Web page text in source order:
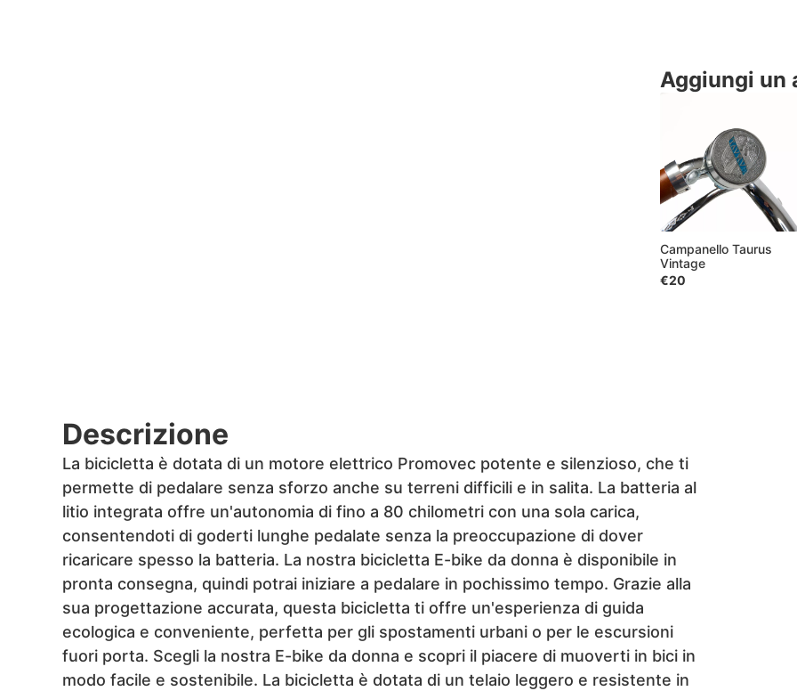
Aggiungi un
Campanello Taurus
Vintage
€20
Descrizione
La bicicletta è dotata di un motore elettrico Promovec potente e silenzioso, che ti
permette di pedalare senza sforzo anche su terreni difficili e in salita. La batteria al
litio integrata offre un'autonomia di fino a 80 chilometri con una sola carica,
consentendoti di goderti lunghe pedalate senza la preoccupazione di dover
ricaricare spesso la batteria. La nostra bicicletta E-bike da donna è disponibile in
pronta consegna, quindi potrai iniziare a pedalare in pochissimo tempo. Grazie alla
sua progettazione accurata, questa bicicletta ti offre un'esperienza di guida
ecologica e conveniente, perfetta per gli spostamenti urbani o per le escursioni
fuori porta. Scegli la nostra E-bike da donna e scopri il piacere di muoverti in bici in
modo facile e sostenibile. La bicicletta è dotata di un telaio leggero e resistente in